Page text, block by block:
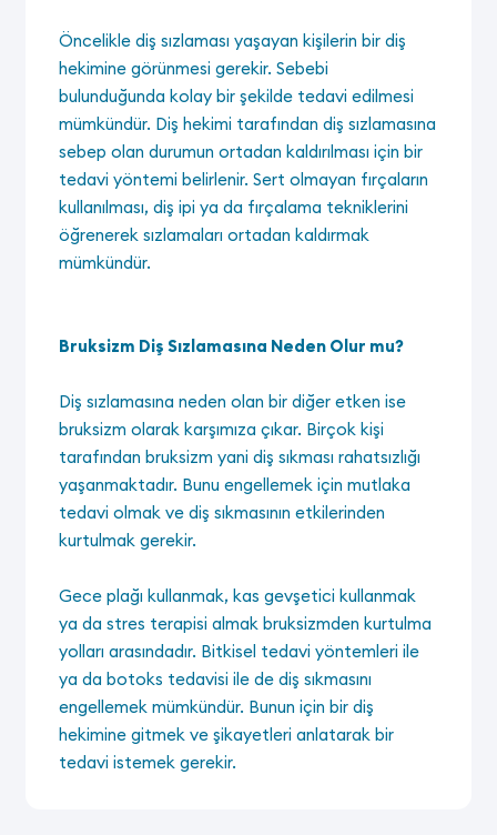
Öncelikle diş sızlaması yaşayan kişilerin bir diş
hekimine görünmesi gerekir. Sebebi
bulunduğunda kolay bir şekilde tedavi edilmesi
mümkündür. Diş hekimi tarafından diş sızlamasına
sebep olan durumun ortadan kaldırılması için bir
tedavi yöntemi belirlenir. Sert olmayan fırçaların
kullanılması, diş ipi ya da fırçalama tekniklerini
öğrenerek sızlamaları ortadan kaldırmak
mümkündür.
Bruksizm Diş Sızlamasına Neden Olur mu?
Diş sızlamasına neden olan bir diğer etken ise
bruksizm olarak karşımıza çıkar. Birçok kişi
tarafından bruksizm yani diş sıkması rahatsızlığı
yaşanmaktadır. Bunu engellemek için mutlaka
tedavi olmak ve diş sıkmasının etkilerinden
kurtulmak gerekir.
Gece plağı kullanmak, kas gevşetici kullanmak
ya da stres terapisi almak bruksizmden kurtulma
yolları arasındadır. Bitkisel tedavi yöntemleri ile
ya da botoks tedavisi ile de diş sıkmasını
engellemek mümkündür. Bunun için bir diş
hekimine gitmek ve şikayetleri anlatarak bir
tedavi istemek gerekir.